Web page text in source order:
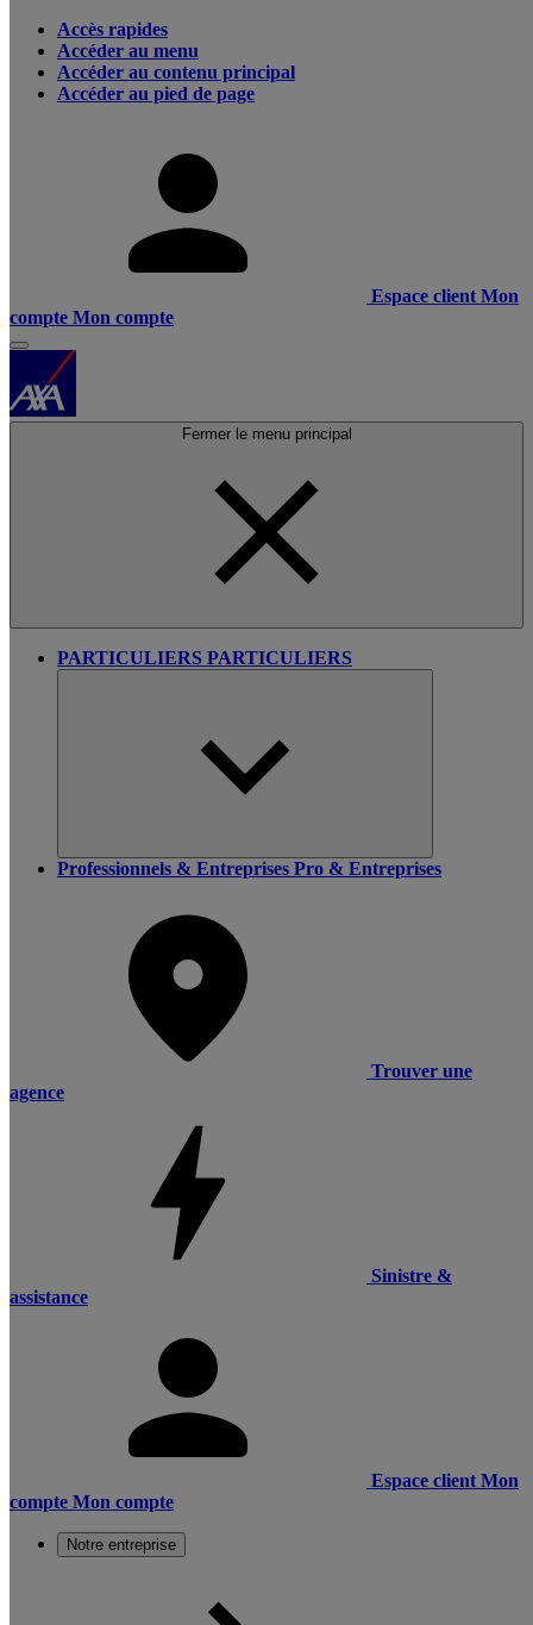
Accès rapides
Accéder au menu
Accéder au contenu principal
Accéder au pied de page
Espace client Mon
compte Mon compte
Fermer le menu principal
PARTICULIERS PARTICULIERS
Professionnels & Entreprises Pro & Entreprises
Trouver une
agence
Sinistre &
assistance
Espace client Mon
compte Mon compte
Notre entreprise